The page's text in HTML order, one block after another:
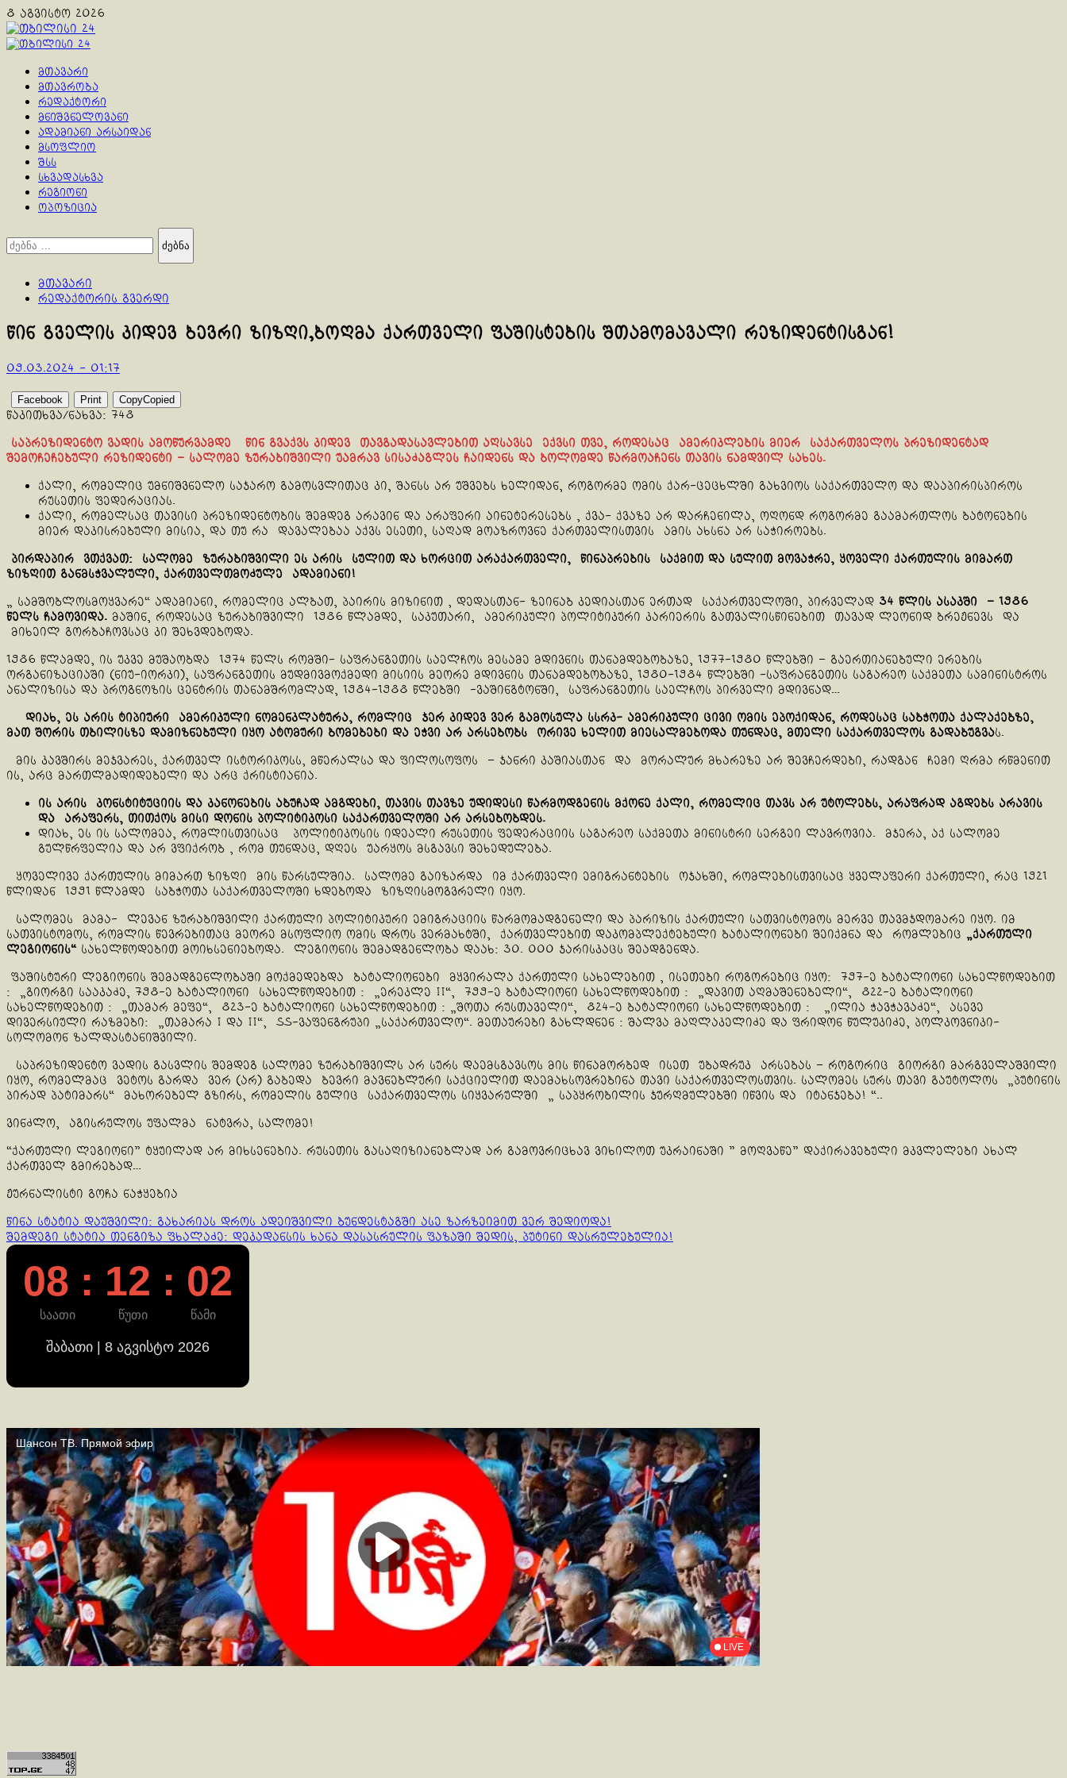
Skip
to
content
8 აგვისტო 2026
Primary
მთავარი
მთავრობა
რედაქტორი
მნიშვნელოვანი
ადამიანი არსაიდან
მსოფლიო
შსს
სხვადასხვა
რეგიონი
ოპოზიცია
ძებნა:
მთავარი
რედაქტორის გვერდი
წინ გველის კიდევ ბევრი ზიზღი,ბოღმა ქართველი ფაშისტების შთამომავალი რეზიდენტისგან!
09.03.2024 - 01:17
Facebook Print CopyCopied
წაკითხვა/ნახვა: 748
საპრეზიდენტო ვადის ამოწურვამდე წინ გვაქვს კიდევ თავგადასავლებით აღსავსე ექვსი თვე, როდესაც ამერიკლების მიერ საქართველოს პრეზიდენტად
შემოჩეჩებული რეზიდენტი – სალომე ზურაბიშვილი უამრავ სისაძაგლეს ჩაიდენს და ბოლომდე წარმოაჩენს თავის ნამდვილ სახეს.
ქალი, რომელიც უმნიშვნელო საჯარო გამოსვლითაც კი, შანსს არ უშვებს ხელიდან, როგორმე ომის ქარ-ცეცხლში გახვიოს საქართველო და დააპირისპიროს
რუსეთის ფედერაციას.
ქალი, რომელსაც თავისი პრეზიდენტობის შემდეგ არავინ და არაფერი აინეტერესებს , ქვა- ქვაზე არ დარჩენილა, ოღონდ როგორმე გაამართლოს ბატონების
მიერ დაკისრებული მისია, და თუ რა დავალებაა აქვს ესეთი, საღად მოაზროვნე ქართველისთვის ამის ახსნა არ საჭიროებს.
პირდაპირ ვთქვათ: სალომე ზურაბიშვილი ეს არის სულით და ხორცით არაქართველი, წინაპრების საქმით და სულით მოვაჭრე, ყოველი ქართულის მიმართ
ზიზღით განმსჭვალული, ქართველთმოძულე ადამიანი!
„ სამშობლოსმოყვარე“ ადამიანი, რომელიც ალბათ, პაირის მიზინით , დედასთან- ზეინაბ კედიასთან ერთად საქართველოში, პირველად 34 წლის ასაკში – 1986
წელს ჩამოვიდა. მაშინ, როდესაც ზურაბიშვილი 1986 წლამდე, საკუთარი, ამერიკული პოლიტიკური კარიერის გათვალისწინებით თავად ლეონიდ ბრეჟნევს და
მიხეილ გორბაჩოვსაც კი შეხვდებოდა.
1986 წლამდე, ის უკვე მუშაობდა 1974 წელს რომში- საფრანგეთის საელჩოს მესამე მდივნის თანამდებობაზე, 1977-1980 წლებში – გაერთიანებული ერების
ორგანიზაციაში (ნიუ-იორკი), საფრანგეთის მუდმივმოქმედი მისიის მეორე მდივნის თანამდებობაზე, 1980-1984 წლებში -საფრანგეთის საგარეო საქმეთა სამინისტროს
ანალიზისა და პროგნოზის ცენტრის თანამშრომლად, 1984-1988 წლებში -ვაშინგტონში, საფრანგეთის საელჩოს პირველი მდივნად…
დიახ, ეს არის ტიპიური ამერიკული ნომენკლატურა, რომლიც ჯერ კიდევ ვერ გამოსულა სსრკ- ამერიკული ცივი ომის ეპოქიდან, როდესაც საბჭოთა ქალაქებზე,
მათ შორის თბილისზე დამიზნებული იყო ატომური ბომებები და ეჭვი არ არსებობს ორივე ხელით მიესალმებოდა თუნდაც, მთელი საქართველოს გადაბუგვას.
მის კავშირს მეჯვარეს, ქართველ ისტორიკოსს, მწერალსა და ფილოსოფოს – ჯანრი კაშიასთან და მორალურ მხარეზე არ შევჩერდები, რადგან ჩემი ღრმა რწმენით
ის, არც მართლმადიდებელი და არც ქრისტიანია.
ის არის კონსტიტუციის და კანონების აბუჩად ამგდები, თავის თავზე უდიდესი წარმოდგენის მქონე ქალი, რომელიც თავს არ უტოლებს, არაფრად აგდებს არავის
და არაფერს, თითქოს მისი დონის პოლიტიკოსი საქართველოში არ არსებობდეს.
დიახ, ეს ის სალომეა, რომლისთვისაც პოლიტიკოსის იდეალი რუსეთის ფედერაციის საგარეო საქმეთა მინისტრი სერგეი ლავროვია. მჯერა, აქ სალომე
გულწრფელია და არ ვფიქრობ , რომ თუნდაც, დღეს უარყოს მსგავსი შეხედულება.
ყოველივე ქართულის მიმართ ზიზღი მის წარსულშია. სალომე გაიზარდა იმ ქართველი ემიგრანტების ოჯახში, რომლებისთვისაც ყველაფერი ქართული, რაც 1921
წლიდან 1991 წლამდე საბჭოთა საქართველოში ხდებოდა ზიზღისმოგვრელი იყო.
სალომეს მამა- ლევან ზურაბიშვილი ქართული პოლიტიკური ემიგრაციის წარმომადგენელი და პარიზის ქართული სათვისტომოს მერვე თავმჯდომარე იყო. იმ
სათვისტომოს, რომლის წევრებითაც მეორე მსოფლიო ომის დროს ვერმახტში, ქართველებით დაკომპლექტებული ბატალიონები შეიქმნა და რომლებიც „ქართული
ლეგიონის“სახელწოდებით მოიხსენიებოდა. ლეგიონის შემადგენლობა დაახ: 30. 000 ჯარისკაცს შეადგენდა.
ფაშისტური ლეგიონის შემადგენლობაში მოქმედებდა ბატალიონები მყვირალა ქართული სახელებით , ისეთები როგორებიც იყო: 797-ე ბატალიონი სახელწოდებით
: „გიორგი სააკაძე, 798-ე ბატალიონი სახელწოდებით : „ერეკლე II“, 799-ე ბატალიონი სახელწოდებით : „დავით აღმაშენებელი“, 822-ე ბატალიონი
სახელწოდებით : „თამარ მეფე“, 823-ე ბატალიონი სახელწოდებით : „შოთა რუსთაველი“, 824-ე ბატალიონი სახელწოდებით : „ილია ჭავჭავაძე“, ასევე
დივერსიული რაზმები: „თამარა I და II“, SS-ვაფენგრუპი „საქართველო“. მეთაურები გახლდნენ : შალვა მაღლაკელიძე და ფრიდონ წულუკიძე, პოლკოვნიკი-
სოლომონ ზალდასტანიშვილი.
საპრეზიდენტო ვადის გასვლის შემდეგ სალომე ზურაბიშვილს არ სურს დაემსგავსოს მის წინამორბედ ისეთ უბადრუკ არსებას – როგორიც გიორგი მარგველაშვილი
იყო, რომელმაც ვეტოს გარდა ვერ (არ) გაბედა ბევრი მავნებლური საქციელით დაემახსოვრებინა თავი საქართველოსთვის. სალომეს სურს თავი გაუტოლოს „პუტინის
პირად პატიმარს“ მახორებელ გზირს, რომელის გულიც საქართველოს სიყვარულში „ საპყრობილის ჯურღმულებში იწვის და იტანჯება! “..
ვინძლო, აგისრულოს უფალმა ნატვრა, სალომე!
“ქართული ლეგიონი” ტყუილად არ მიხსენებია. რუსეთის გასაღიზიანებლად არ გამოვრიცხავ ვიხილოთ უკრაინაში ” მოღვაწე” დაქირავებული მკვლელები ახალ
ქართველ გმირებად…
ჟურნალისტი გოჩა ნაჭყებია
Continue
Reading
წინა სტატია დაუშვილი: გახარიას დროს ადეიშვილი ბუნდესტაგში ასე ზარზეიმით ვერ შედიოდა!
შემდეგი სტატია თენგიზა ფხალაძე: დეკადანსის ხანა დასასრულის ფაზაში შედის, პუტინი დასრულებულია!
08 : 12 : 03
საათი წუთი წამი
შაბათი | 8 აგვისტო 2026